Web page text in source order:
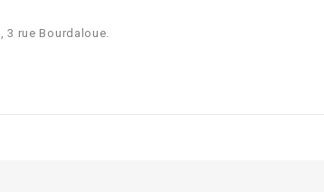
3 rue Bourdaloue.